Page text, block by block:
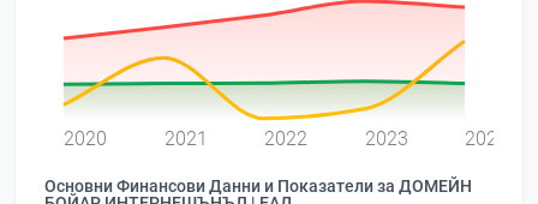
2020 2021 2022 2023 2024
Основни Финансови Данни и Показатели за ДОМЕЙН